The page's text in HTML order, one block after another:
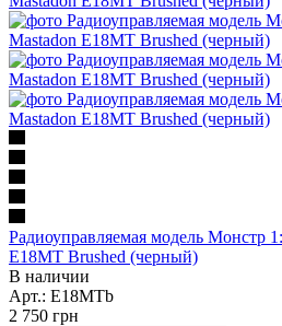
Радиоуправляемая модель Монстр
E18MT Brushed (черный)
В наличии
Арт.: E18MTb
2 750 грн